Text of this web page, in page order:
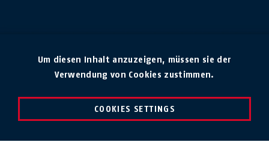
Um diesen Inhalt anzuzeigen, müssen sie der
Verwendung von Cookies zustimmen.
COOKIES SETTINGS